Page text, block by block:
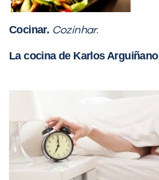
Cocinar. Cozinhar.
La cocina de Karlos Arguiñano